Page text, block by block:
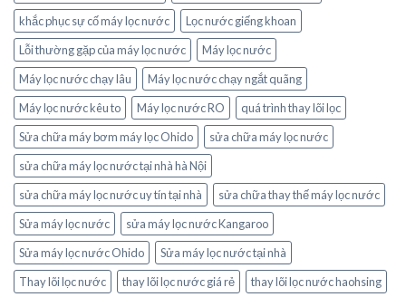
khắc phục sự cố máy lọc nước
Lọc nước giếng khoan
Lỗi thường gặp của máy lọc nước
Máy lọc nước
Máy lọc nước chạy lâu
Máy lọc nước chạy ngắt quãng
Máy lọc nước kêu to
Máy lọc nước RO
quá trình thay lõi lọc
Sửa chữa máy bơm máy lọc Ohido
sửa chữa máy lọc nước
sửa chữa máy lọc nước tại nhà hà Nội
sửa chữa máy lọc nước uy tín tại nhà
sửa chữa thay thế máy lọc nước
Sửa máy lọc nước
sửa máy lọc nước Kangaroo
Sửa máy lọc nước Ohido
Sửa máy lọc nước tại nhà
Thay lõi lọc nước
thay lõi lọc nước giá rẻ
thay lõi lọc nước haohsing